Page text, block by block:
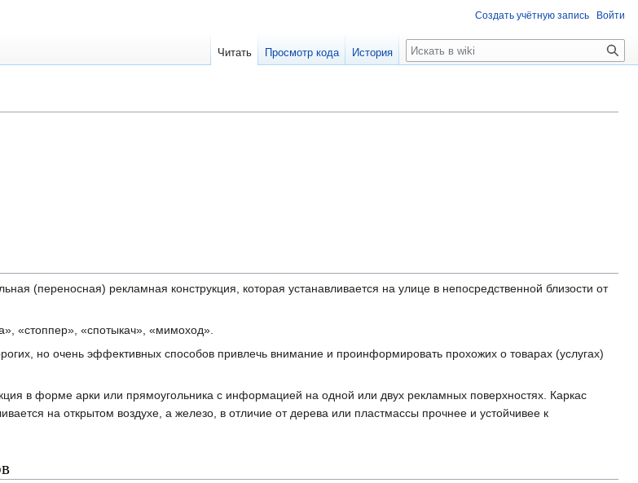
(переносная) рекламная конструкция, которая устанавливается на улице в непосредственной близости от
«стоппер», «спотыкач», «мимоход».
но очень эффективных способов привлечь внимание и проинформировать прохожих о товарах (услугах)
в форме арки или прямоугольника с информацией на одной или двух рекламных поверхностях. Каркас
на открытом воздухе, а железо, в отличие от дерева или пластмассы прочнее и устойчивее к
Создать учётную запись Войти
Читать Просмотр кода История Поиск